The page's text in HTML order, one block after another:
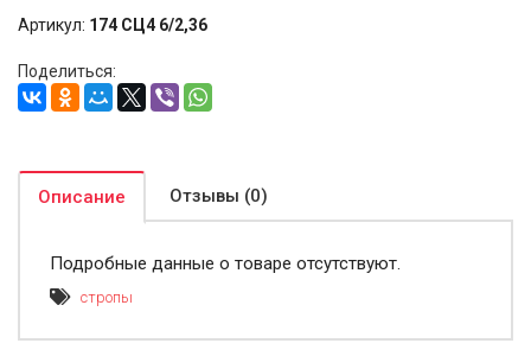
Артикул: 174 СЦ4 6/2,36
Поделиться:
Описание Отзывы (0)
Подробные данные о товаре отсутствуют.
стропы